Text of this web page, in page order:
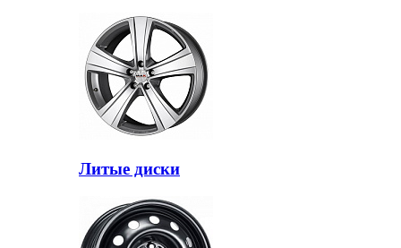
Литые диски